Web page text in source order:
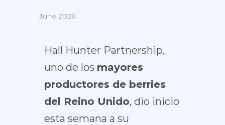
June 2026
Hall Hunter Partnership,
uno de los mayores
productores de berries
del Reino Unido, dio inicio
esta semana a su